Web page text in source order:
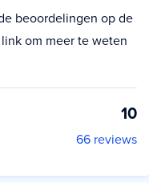
beoordelingen op de
om meer te weten
10
66 reviews